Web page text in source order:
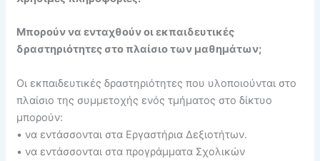
Μπορούν να ενταχθούν οι εκπαιδευτικές
δραστηριότητες στο πλαίσιο των μαθημάτων;
Οι εκπαιδευτικές δραστηριότητες που υλοποιούνται στο
πλαίσιο της συμμετοχής ενός τμήματος στο δίκτυο
μπορούν:
• να εντάσσονται στα Εργαστήρια Δεξιοτήτων.
• να εντάσσονται στα προγράμματα Σχολικών